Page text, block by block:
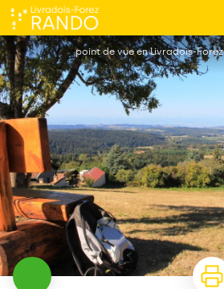
Clavelier